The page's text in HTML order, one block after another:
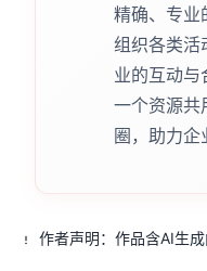
精确、专业
组织各类活
业的互动与
一个资源共
圈，助力企
作者声明：作品含AI生